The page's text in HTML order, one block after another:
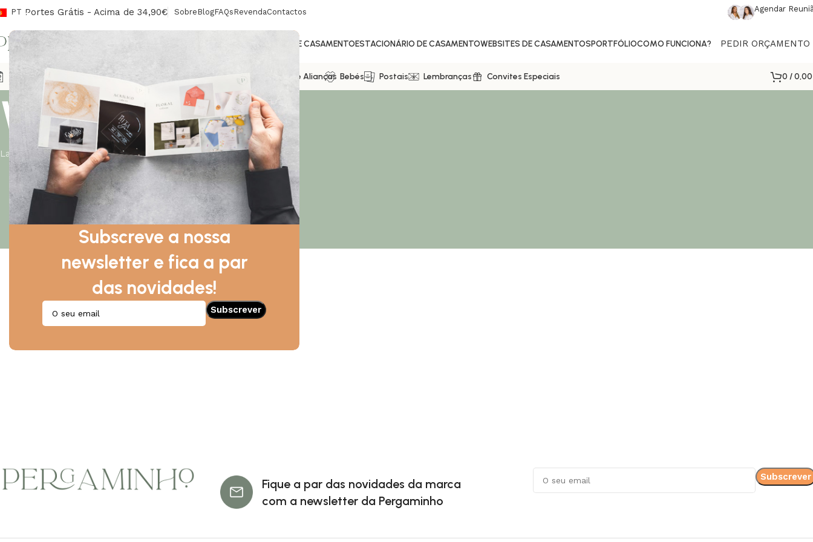
Subscreve a nossa
newsletter e fica a par
das novidades!
PT Portes Grátis - Acima de 34,90€ Sobre BlogFAQs RevendaContactos Agendar
CONVITES DE CASAMENTOESTACIONÁRIO DE CASAMENTOWEBSITES DE CASAMENTOSPORTFÓLIOCOMO FUNCIONA? PEDIR ORÇAMENTO
Agendas Envelopes/Lacres Livros De Honra Caixas De Alianças Bebés Postais Lembranças Convites Especiais 0 /
Wishlist
Lar Wishlist
Fique a par das novidades da marca
com a newsletter da Pergaminho